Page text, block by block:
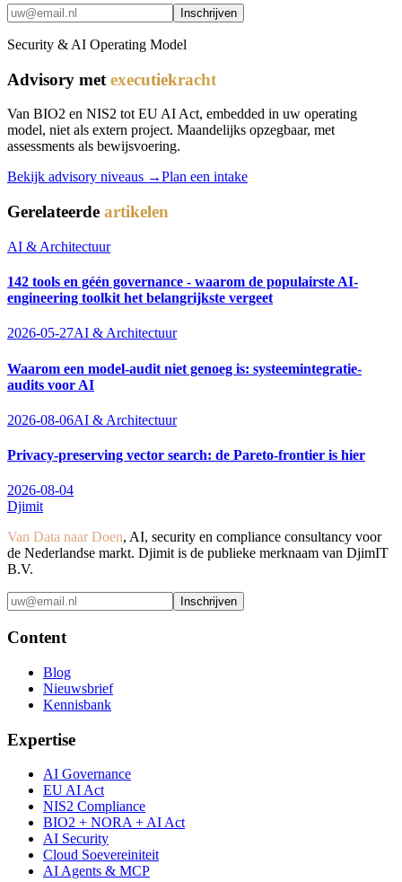
Inschrijven
Security & AI Operating Model
Advisory met executiekracht
Van BIO2 en NIS2 tot EU AI Act, embedded in uw operating
model, niet als extern project. Maandelijks opzegbaar, met
assessments als bewijsvoering.
Bekijk advisory niveaus →Plan een intake
Gerelateerde artikelen
AI & Architectuur
142 tools en géén governance - waarom de populairste AI-
engineering toolkit het belangrijkste vergeet
2026-05-27AI & Architectuur
Waarom een model-audit niet genoeg is: systeemintegratie-
audits voor AI
2026-08-06AI & Architectuur
Privacy-preserving vector search: de Pareto-frontier is hier
2026-08-04
Djimit
Van Data naar Doen, AI, security en compliance consultancy voor
de Nederlandse markt. Djimit is de publieke merknaam van DjimIT
B.V.
Inschrijven
Content
Blog
Nieuwsbrief
Kennisbank
Expertise
AI Governance
EU AI Act
NIS2 Compliance
BIO2 + NORA + AI Act
AI Security
Cloud Soevereiniteit
AI Agents & MCP